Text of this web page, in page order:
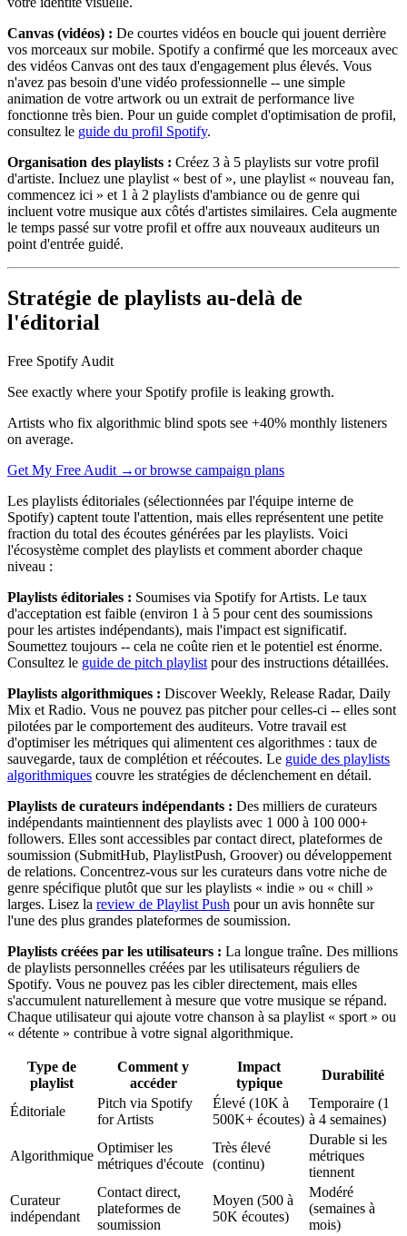
Canvas (vidéos) : De courtes vidéos en boucle qui jouent derrière
vos morceaux sur mobile. Spotify a confirmé que les morceaux avec
des vidéos Canvas ont des taux d'engagement plus élevés. Vous
n'avez pas besoin d'une vidéo professionnelle -- une simple
animation de votre artwork ou un extrait de performance live
fonctionne très bien. Pour un guide complet d'optimisation de profil,
consultez le guide du profil Spotify.
Organisation des playlists : Créez 3 à 5 playlists sur votre profil
d'artiste. Incluez une playlist « best of », une playlist « nouveau fan,
commencez ici » et 1 à 2 playlists d'ambiance ou de genre qui
incluent votre musique aux côtés d'artistes similaires. Cela augmente
le temps passé sur votre profil et offre aux nouveaux auditeurs un
point d'entrée guidé.
Stratégie de playlists au-delà de
l'éditorial
Free Spotify Audit
See exactly where your Spotify profile is leaking growth.
Artists who fix algorithmic blind spots see +40% monthly listeners
on average.
Get My Free Audit →or browse campaign plans
Les playlists éditoriales (sélectionnées par l'équipe interne de
Spotify) captent toute l'attention, mais elles représentent une petite
fraction du total des écoutes générées par les playlists. Voici
l'écosystème complet des playlists et comment aborder chaque
niveau :
Playlists éditoriales : Soumises via Spotify for Artists. Le taux
d'acceptation est faible (environ 1 à 5 pour cent des soumissions
pour les artistes indépendants), mais l'impact est significatif.
Soumettez toujours -- cela ne coûte rien et le potentiel est énorme.
Consultez le guide de pitch playlist pour des instructions détaillées.
Playlists algorithmiques : Discover Weekly, Release Radar, Daily
Mix et Radio. Vous ne pouvez pas pitcher pour celles-ci -- elles sont
pilotées par le comportement des auditeurs. Votre travail est
d'optimiser les métriques qui alimentent ces algorithmes : taux de
sauvegarde, taux de complétion et réécoutes. Le guide des playlists
algorithmiques couvre les stratégies de déclenchement en détail.
Playlists de curateurs indépendants : Des milliers de curateurs
indépendants maintiennent des playlists avec 1 000 à 100 000+
followers. Elles sont accessibles par contact direct, plateformes de
soumission (SubmitHub, PlaylistPush, Groover) ou développement
de relations. Concentrez-vous sur les curateurs dans votre niche de
genre spécifique plutôt que sur les playlists « indie » ou « chill »
larges. Lisez la review de Playlist Push pour un avis honnête sur
l'une des plus grandes plateformes de soumission.
Playlists créées par les utilisateurs : La longue traîne. Des millions
de playlists personnelles créées par les utilisateurs réguliers de
Spotify. Vous ne pouvez pas les cibler directement, mais elles
s'accumulent naturellement à mesure que votre musique se répand.
Chaque utilisateur qui ajoute votre chanson à sa playlist « sport » ou
« détente » contribue à votre signal algorithmique.
Type de
playlist
Comment y
accéder
Impact
typique
Durabilité
Éditoriale
Pitch via Spotify
for Artists
Élevé (10K à
500K+ écoutes)
Temporaire (1
à 4 semaines)
Algorithmique
Optimiser les
métriques d'écoute
Très élevé
(continu)
Durable si les
métriques
tiennent
Curateur
indépendant
Contact direct,
plateformes de
soumission
Moyen (500 à
50K écoutes)
Modéré
(semaines à
mois)